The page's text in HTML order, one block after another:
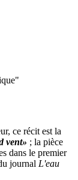
ce récit est la
vent» ; la pièce
dans le premier
journal L'eau